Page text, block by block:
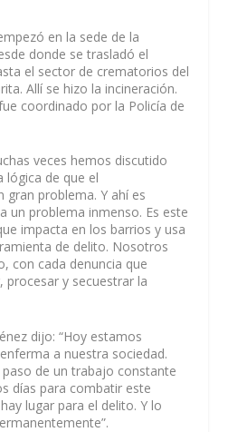
en la sede de la
donde se trasladó el
el sector de crematorios del
Allí se hizo la incineración.
coordinado por la Policía de
veces hemos discutido
lógica de que el
gran problema. Y ahí es
un problema inmenso. Es este
impacta en los barrios y usa
de delito. Nosotros
con cada denuncia que
procesar y secuestrar la
dijo: “Hoy estamos
a nuestra sociedad.
de un trabajo constante
días para combatir este
lugar para el delito. Y lo